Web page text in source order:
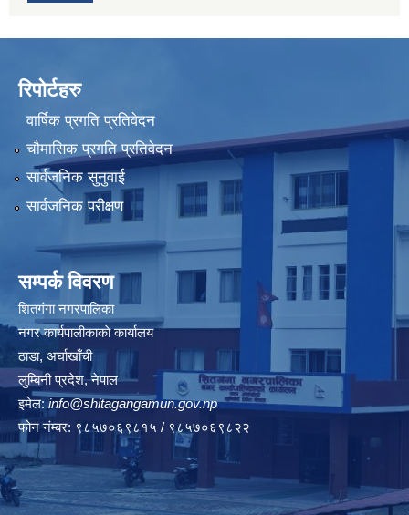
रिपोर्टहरु
वार्षिक प्रगति प्रतिवेदन
चौमासिक प्रगति प्रतिवेदन
सार्वजनिक सुनुवाई
सार्वजनिक परीक्षण
सम्पर्क विवरण
शितगंगा नगरपालिका
नगर कार्यपालीकाकाे कार्यालय
ठाडा, अर्घाखाँची
लुम्बिनी प्रदेश, नेपाल
इमेल: info@shitagangamun.gov.np
फोन नंम्बर: ९८५७०६९८१५ / ९८५७०६९८२२